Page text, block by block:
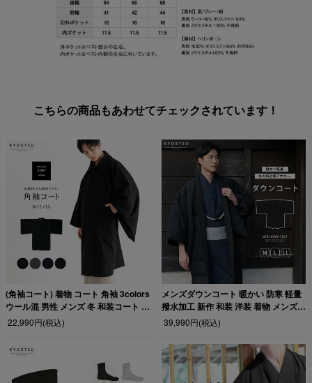
こちらの商品もあわせてチェックされています！
(角袖コート) 着物 コート 角袖 3colors
ウール混 男性 メンズ 冬 和装コート 和
装 防寒(rg)
22,990円(税込)
メンズダウンコート 暖かい 防寒 軽量
撥水加工 新作 和装 洋装 着物 メンズ
羽織 コート アウター ダウン おしゃれ
シンプル 冬用 お出かけ 冬 ブラック 普
段使い
39,990円(税込)